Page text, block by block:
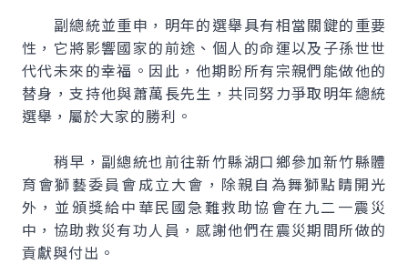
副總統並重申，明年的選舉具有相當關鍵的重要
性，它將影響國家的前途、個人的命運以及子孫世世
代代未來的幸福。因此，他期盼所有宗親們能做他的
替身，支持他與蕭萬長先生，共同努力爭取明年總統
選舉，屬於大家的勝利。
稍早，副總統也前往新竹縣湖口鄉參加新竹縣體
育會獅藝委員會成立大會，除親自為舞獅點睛開光
外，並頒獎給中華民國急難救助協會在九二一震災
中，協助救災有功人員，感謝他們在震災期間所做的
貢獻與付出。